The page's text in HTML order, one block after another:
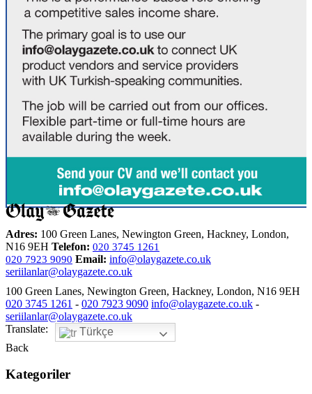
Adres: 100 Green Lanes, Newington Green, Hackney, London,
N16 9EH Telefon: 020 3745 1261
020 7923 9090 Email: info@olaygazete.co.uk
seriilanlar@olaygazete.co.uk
100 Green Lanes, Newington Green, Hackney, London, N16 9EH
020 3745 1261 - 020 7923 9090 info@olaygazete.co.uk -
seriilanlar@olaygazete.co.uk
Translate:
Türkçe
Back
Kategoriler